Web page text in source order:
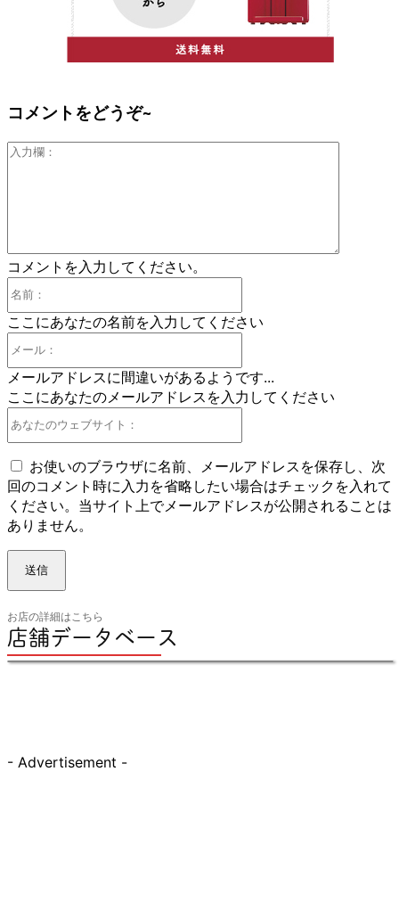
コメントをどうぞ~
コメントを入力してください。
ここにあなたの名前を入力してください
ル：
メールアドレスに間違いがあるようです...
ここにあなたのメールアドレスを入力してください
の
ウ
ェ
お使いのブラウザに名前、メールアドレスを保存し、次
回のコメント時に入力を省略したい場合はチェックを入れて
ください。当サイト上でメールアドレスが公開されることは
ありません。
店舗データベース
お店の詳細はこちら
- Advertisement -